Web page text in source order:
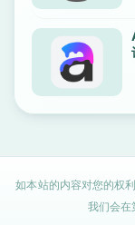
如本站的内容对您的权
我们会在